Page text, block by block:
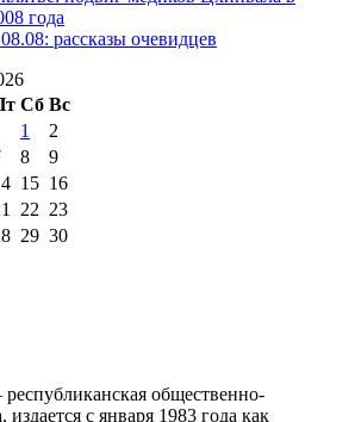
г(14)
№99 4 августа
№99 8 июля 2014 г
г(11)
г
(12)
года
рассказы очевидцев
Сб Вс
1
2
8
9
15 16
22 23
29 30
общественно-
издается с января 1983 года как